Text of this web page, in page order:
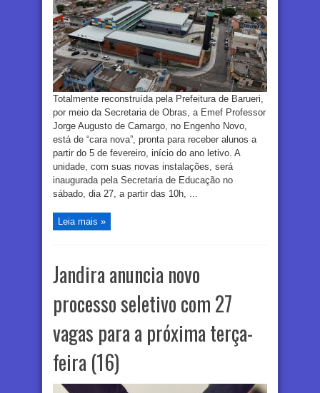
Totalmente reconstruída pela Prefeitura de Barueri,
por meio da Secretaria de Obras, a Emef Professor
Jorge Augusto de Camargo, no Engenho Novo,
está de “cara nova”, pronta para receber alunos a
partir do 5 de fevereiro, início do ano letivo. A
unidade, com suas novas instalações, será
inaugurada pela Secretaria de Educação no
sábado, dia 27, a partir das 10h, ...
Leia mais »
Jandira anuncia novo
processo seletivo com 27
vagas para a próxima terça-
feira (16)